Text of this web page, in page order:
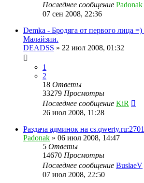
Последнее сообщение Padonak
07 сен 2008, 22:36
Demka - Бродяга от первого лица
Малайзии.
DEADSS » 22 июл 2008, 01:32
1
2
18 Ответы
33279 Просмотры
Последнее сообщение KiR
26 июл 2008, 11:28
Раздача админок на
Padonak » 06 июл 2008, 14:47
5 Ответы
14670 Просмотры
Последнее сообщение BuslaeV
07 июл 2008, 22:50